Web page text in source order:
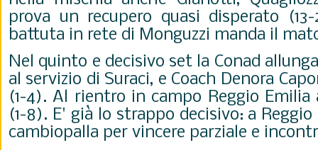
prova un recupero quasi disperato (13-
battuta in rete di Monguzzi manda il
Nel quinto e decisivo set la Conad
al servizio di Suraci, e Coach Denora
(1-4). Al rientro in campo Reggio
(1-8). E' già lo strappo decisivo: a
cambiopalla per vincere parziale e